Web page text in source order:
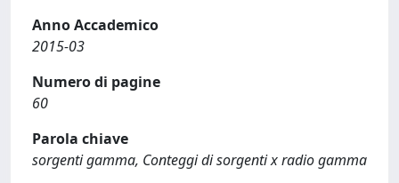
Anno Accademico
2015-03
Numero di pagine
60
Parola chiave
sorgenti gamma, Conteggi di sorgenti x radio gamma